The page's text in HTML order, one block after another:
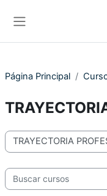
Página Principal
Categorías
Buscar cursos